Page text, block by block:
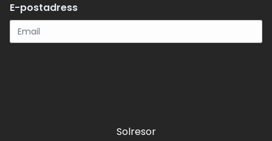
E-postadress
Solresor